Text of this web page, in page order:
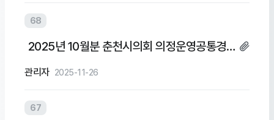
68
2025년 10월분 춘천시의회 의정운영공통경비
관리자 2025-11-26
67